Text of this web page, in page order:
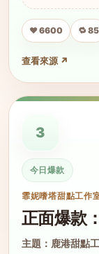
❤️ 6600 🔁 85
查看來源 ↗
3
今日爆款
霏妮嗜塔甜點工作
正面爆款
主題：鹿港甜點